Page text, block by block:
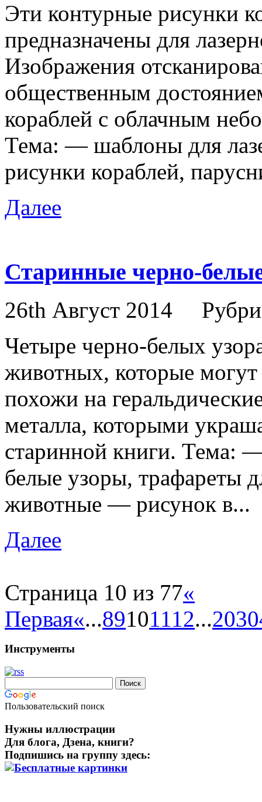
Эти контурные рисунки
предназначены для
Изображения
общественным
кораблей с облачным
Тема: — шаблоны для
рисунки кораблей,
Далее
Старинные черно-
26th Август 2014
Четыре черно-белых
животных, которые
похожи на
металла, которыми
старинной книги. Тема:
белые узоры, трафареты
животные — рисунок в...
Далее
Страница 10 из 77«
Первая«...89101112...2030
Инструменты
Пользовательский поиск
Нужны иллюстрации
Для блога, Дзена, книги?
Подпишись на группу здесь: